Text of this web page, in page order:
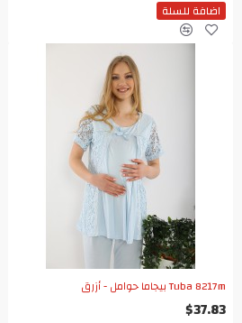
اضافة للسلة
Tuba 8217m بيجاما حوامل - أزرق
$37.83